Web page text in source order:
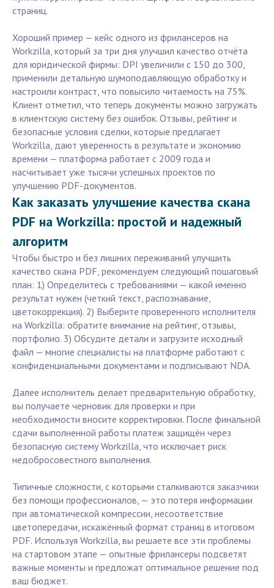
страниц.
Хороший пример — кейс одного из фрилансеров на
Workzilla, который за три дня улучшил качество отчёта
для юридической фирмы: DPI увеличили с 150 до 300,
применили детальную шумоподавляющую обработку и
настроили контраст, что повысило читаемость на 75%.
Клиент отметил, что теперь документы можно загружать
в клиентскую систему без ошибок. Отзывы, рейтинг и
безопасные условия сделки, которые предлагает
Workzilla, дают уверенность в результате и экономию
времени — платформа работает с 2009 года и
насчитывает уже тысячи успешных проектов по
улучшению PDF-документов.
Как заказать улучшение качества скана
PDF на Workzilla: простой и надежный
алгоритм
Чтобы быстро и без лишних переживаний улучшить
качество скана PDF, рекомендуем следующий пошаговый
план: 1) Определитесь с требованиями — какой именно
результат нужен (четкий текст, распознавание,
цветокоррекция). 2) Выберите проверенного исполнителя
на Workzilla: обратите внимание на рейтинг, отзывы,
портфолио. 3) Обсудите детали и загрузите исходный
файл — многие специалисты на платформе работают с
конфиденциальными документами и подписывают NDA.
Далее исполнитель делает предварительную обработку,
вы получаете черновик для проверки и при
необходимости вносите корректировки. После финальной
сдачи выполненной работы платеж защищён через
безопасную систему Workzilla, что исключает риск
недобросовестного выполнения.
Типичные сложности, с которыми сталкиваются заказчики
без помощи профессионалов, — это потеря информации
при автоматической компрессии, несоответствие
цветопередачи, искажённый формат страниц в итоговом
PDF. Используя Workzilla, вы решаете все эти проблемы
на стартовом этапе — опытные фрилансеры подсветят
важные моменты и предложат оптимальное решение под
ваш бюджет.